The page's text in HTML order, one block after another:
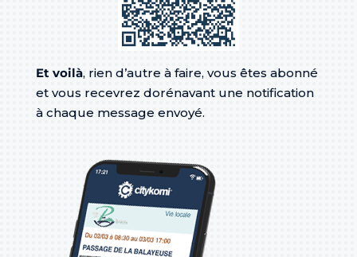
Et voilà, rien d’autre à faire, vous êtes abonné
et vous recevrez dorénavant une notification
à chaque message envoyé.